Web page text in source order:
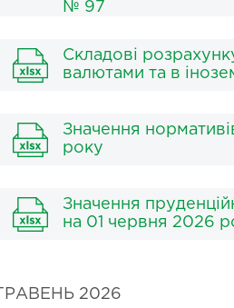
№ 97
Складові
валютами та в
Значення
року
Значення
на 01 червня 2026
ТРАВЕНЬ 2026